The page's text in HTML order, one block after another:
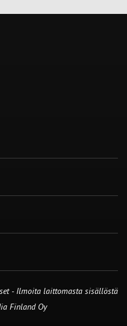
- Ilmoita laittomasta sisällöstä
Finland Oy